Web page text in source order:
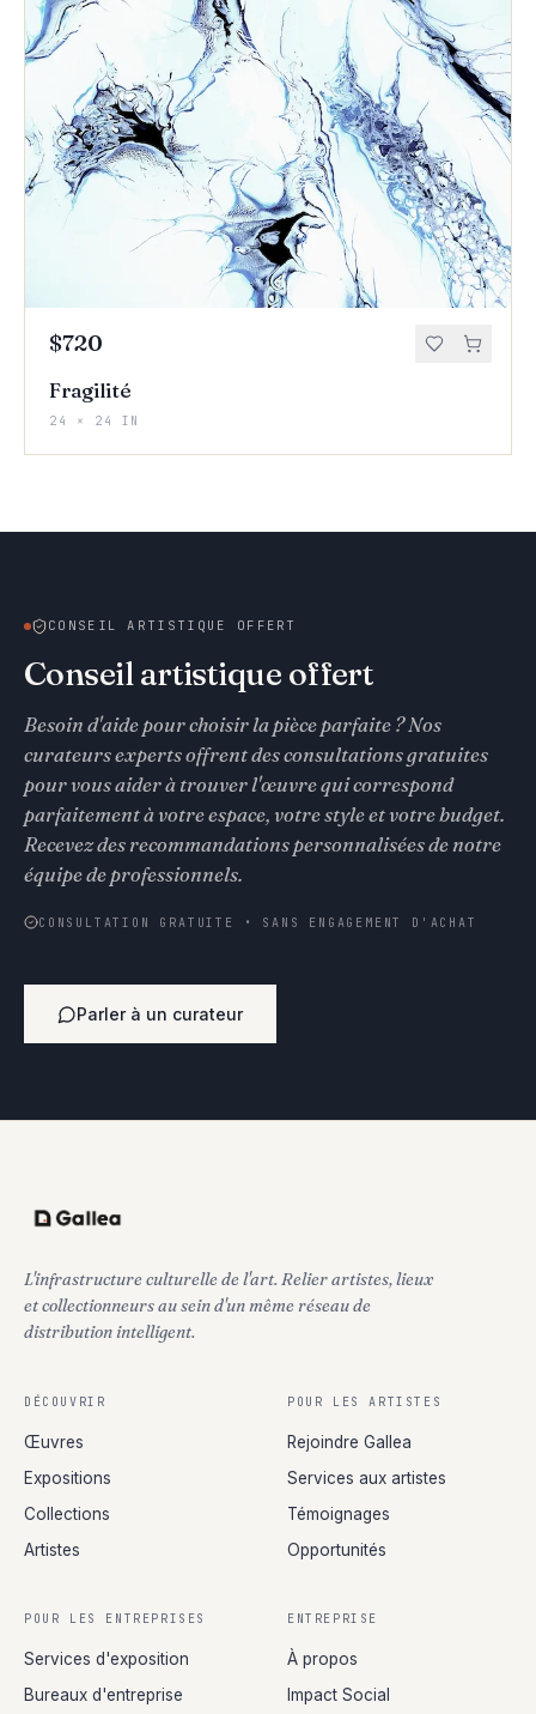
$720
Fragilité
24 × 24 IN
CONSEIL ARTISTIQUE OFFERT
Conseil artistique offert
Besoin d'aide pour choisir la pièce parfaite ? Nos
curateurs experts offrent des consultations gratuites
pour vous aider à trouver l'œuvre qui correspond
parfaitement à votre espace, votre style et votre budget.
Recevez des recommandations personnalisées de notre
équipe de professionnels.
CONSULTATION GRATUITE • SANS ENGAGEMENT D'ACHAT
Parler à un curateur
L'infrastructure culturelle de l'art. Relier artistes, lieux
et collectionneurs au sein d'un même réseau de
distribution intelligent.
DÉCOUVRIR
Œuvres
Expositions
Collections
Artistes
POUR LES ARTISTES
Rejoindre Gallea
Services aux artistes
Témoignages
Opportunités
POUR LES ENTREPRISES
Services d'exposition
Bureaux d'entreprise
ENTREPRISE
À propos
Impact Social